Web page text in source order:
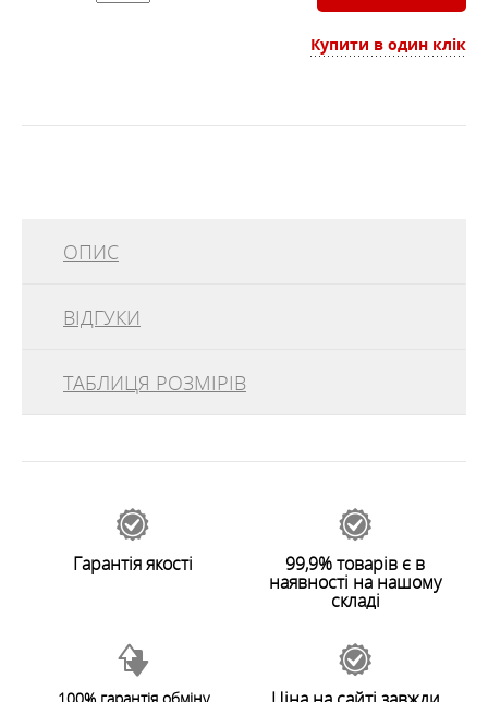
Купити в один клік
ОПИС
Вітрозахист Robens Foil Windshield захищає пальник
Прочное
Очень легкое и компактное
Розмір в упаковці
ВІДГУКИ
ТАБЛИЦЯ РОЗМІРІВ
Гарантія якості 99,9% товарів є в
наявності на нашому
складі